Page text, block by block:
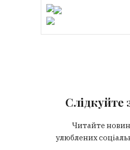
Слідкуйте
Читайте
улюблених